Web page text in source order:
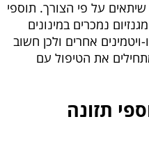
על פי הצורך. תוספי
נמכרים במינונים
ויטמינים אחרים ולכן חשוב
את הטיפול עם
תזונה